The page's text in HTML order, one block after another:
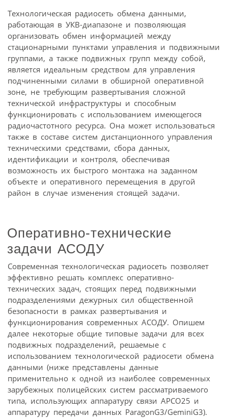
Технологическая радиосеть обмена данными,
работающая в УКВ-диапазоне и позволяющая
организовать обмен информацией между
стационарными пунктами управления и подвижными
группами, а также подвижных групп между собой,
является идеальным средством для управления
подчиненными силами в обширной оперативной
зоне, не требующим развертывания сложной
технической инфраструктуры и способным
функционировать с использованием имеющегося
радиочастотного ресурса. Она может использоваться
также в составе систем дистанционного управления
техническими средствами, сбора данных,
идентификации и контроля, обеспечивая
возможность их быстрого монтажа на заданном
объекте и оперативного перемещения в другой
район в случае изменения стоящей задачи.
Оперативно-технические
задачи АСОДУ
Современная технологическая радиосеть позволяет
эффективно решать комплекс оперативно-
технических задач, стоящих перед подвижными
подразделениями дежурных сил общественной
безопасности в рамках развертывания и
функционирования современных АСОДУ. Опишем
далее некоторые общие типовые задачи для всех
подвижных подразделений, решаемые с
использованием технологической радиосети обмена
данными (ниже представлены данные
применительно к одной из наиболее современных
зарубежных полицейских систем рассматриваемого
типа, использующих аппаратуру связи APCO25 и
аппаратуру передачи данных ParagonG3/GeminiG3).